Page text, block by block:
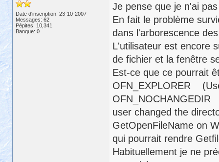
Date d'inscription: 23-10-2007
Messages: 62
Pépites: 10,341
Banque: 0
Je pense que je n'ai
En fait le problème
dans l'arborescence
L'utilisateur est encore
de fichier et la fenêtre
Est-ce que ce pourrait
OFN_EXPLORER
user changed the
GetOpenFileName on
qui pourrait rendre
Habituellement je ne